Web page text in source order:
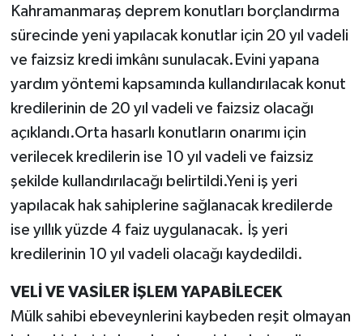
Kahramanmaraş deprem konutları borçlandırma
sürecinde yeni yapılacak konutlar için 20 yıl vadeli
ve faizsiz kredi imkânı sunulacak.Evini yapana
yardım yöntemi kapsamında kullandırılacak konut
kredilerinin de 20 yıl vadeli ve faizsiz olacağı
açıklandı.Orta hasarlı konutların onarımı için
verilecek kredilerin ise 10 yıl vadeli ve faizsiz
şekilde kullandırılacağı belirtildi.Yeni iş yeri
yapılacak hak sahiplerine sağlanacak kredilerde
ise yıllık yüzde 4 faiz uygulanacak. İş yeri
kredilerinin 10 yıl vadeli olacağı kaydedildi.
VELİ VE VASİLER İŞLEM YAPABİLECEK
Mülk sahibi ebeveynlerini kaybeden reşit olmayan